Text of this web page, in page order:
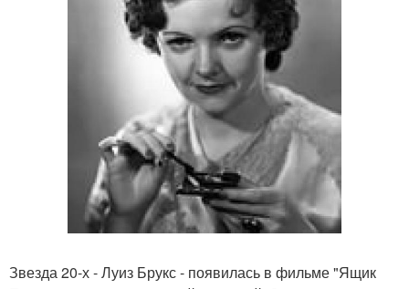
Звезда 20-х - Луиз Брукс - появилась в фильме "Ящик